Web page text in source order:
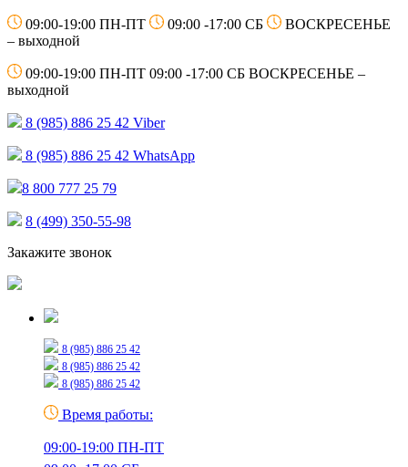
09:00-19:00 ПН-ПТ 09:00 -17:00 СБ
ВОСКРЕСЕНЬЕ
– выходной
09:00-19:00 ПН-ПТ 09:00 -17:00 СБ ВОСКРЕСЕНЬЕ –
выходной
8 (985) 886 25 42 Viber
8 (985) 886 25 42 WhatsApp
8 800 777 25 79
8 (499) 350-55-98
Закажите звонок
8 (985) 886 25 42
8 (985) 886 25 42
8 (985) 886 25 42
Время работы:
09:00-19:00 ПН-ПТ